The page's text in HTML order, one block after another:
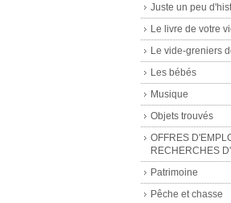
Juste un peu
Le livre de votre
Le vide-greniers
Les bébés
Musique
Objets trouvés
OFFRES
RECHERCHES
Patrimoine
Pêche et chasse